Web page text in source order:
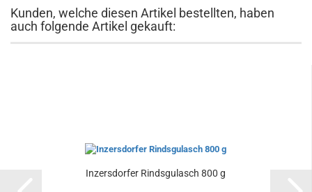
Kunden, welche diesen Artikel bestellten, haben
auch folgende Artikel gekauft:
Inzersdorfer Rindsgulasch 800 g